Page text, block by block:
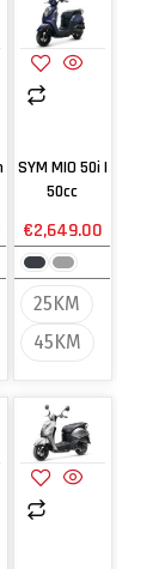
SYM MIO 50i |
50cc
€2,649.00
25KM
45KM